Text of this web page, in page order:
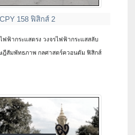
158 ฟิสิกส์ 2
ฟฟ้ากระแสตรง วงจรไฟฟ้ากระแสสลับ
ฎีสัมพัทธภาพ กลศาสตร์ควอนตัม ฟิสิกส์